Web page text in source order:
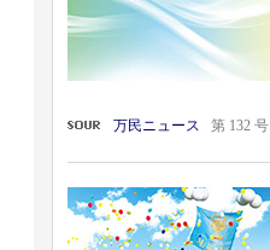
万民ニュース 第 132 号